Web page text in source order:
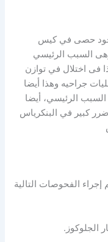
وجود حصى في كيس
وهى السبب الرئيسي
فى اختلال في توازن
جراحيه وهذا أيضا
السبب الرئيسي، أيضا
كبير في البنكرياس
إجراء الفحوصات التالية
الجلوكوز.